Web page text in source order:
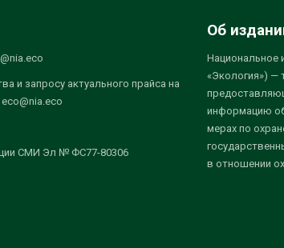
и запросу актуального прайса на
СМИ Эл № ФС77-80306
Об
Национальное
«Экология») —
информацию об
мерах по
в отношении